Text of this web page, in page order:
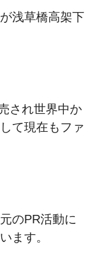
が浅草橋高架下
され世界中か
て現在もファ
のPR活動に
ます。